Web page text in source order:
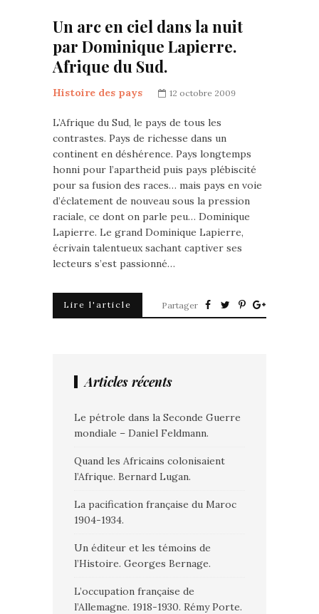
Un arc en ciel dans la nuit
par Dominique Lapierre.
Afrique du Sud.
Histoire des pays 12 octobre 2009
L’Afrique du Sud, le pays de tous les
contrastes. Pays de richesse dans un
continent en déshérence. Pays longtemps
honni pour l’apartheid puis pays plébiscité
pour sa fusion des races… mais pays en voie
d’éclatement de nouveau sous la pression
raciale, ce dont on parle peu… Dominique
Lapierre. Le grand Dominique Lapierre,
écrivain talentueux sachant captiver ses
lecteurs s’est passionné…
Lire l'article Partager
Articles récents
Le pétrole dans la Seconde Guerre
mondiale – Daniel Feldmann.
Quand les Africains colonisaient
l’Afrique. Bernard Lugan.
La pacification française du Maroc
1904-1934.
Un éditeur et les témoins de
l’Histoire. Georges Bernage.
L’occupation française de
l’Allemagne. 1918-1930. Rémy Porte.